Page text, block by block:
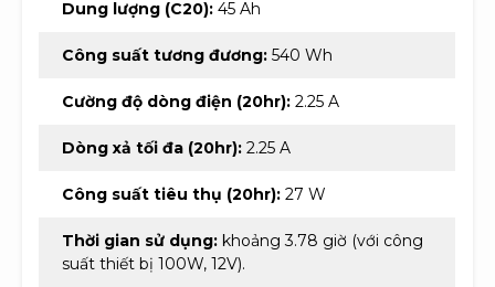
Dung lượng (C20): 45 Ah
Công suất tương đương: 540 Wh
Cường độ dòng điện (20hr): 2.25 A
Dòng xả tối đa (20hr): 2.25 A
Công suất tiêu thụ (20hr): 27 W
Thời gian sử dụng: khoảng 3.78 giờ (với công
suất thiết bị 100W, 12V).